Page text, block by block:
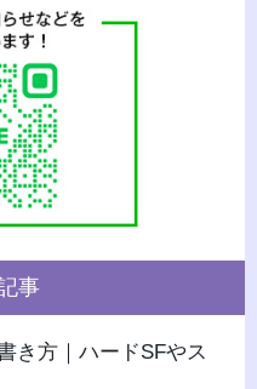
事
き方｜ハードSFやス